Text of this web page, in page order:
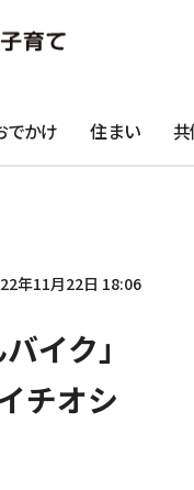
でかけ 住まい
年11月22日 18:06
イク」
チオシ